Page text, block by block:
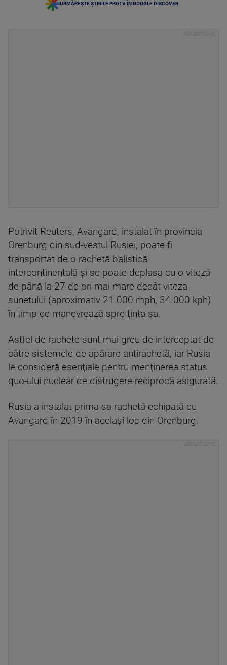
URMĂREȘTE ȘTIRILE PROTV ÎN GOOGLE DISCOVER
Potrivit Reuters, Avangard, instalat în provincia
Orenburg din sud-vestul Rusiei, poate fi
transportat de o rachetă balistică
intercontinentală şi se poate deplasa cu o viteză
de până la 27 de ori mai mare decât viteza
sunetului (aproximativ 21.000 mph, 34.000 kph)
în timp ce manevrează spre ţinta sa.
Astfel de rachete sunt mai greu de interceptat de
către sistemele de apărare antirachetă, iar Rusia
le consideră esenţiale pentru menţinerea status
quo-ului nuclear de distrugere reciprocă asigurată.
Rusia a instalat prima sa rachetă echipată cu
Avangard în 2019 în acelaşi loc din Orenburg.